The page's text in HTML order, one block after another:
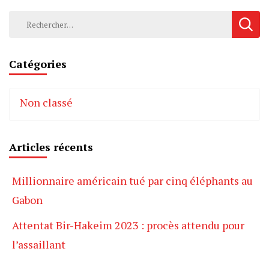
Rechercher :
Catégories
Non classé
Articles récents
Millionnaire américain tué par cinq éléphants au
Gabon
Attentat Bir-Hakeim 2023 : procès attendu pour
l’assaillant